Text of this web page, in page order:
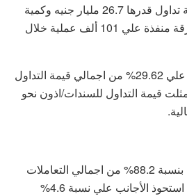
وذلك مقارنة بإجمالي قيمة تداول قدرها 26.7 مليار جنيه وكمية
تداول بلغت 844 مليون ورقة منفذة علي 101 ألف عملية خلال
هذا وقد استحوذت الأسهم علي 29.62% من اجمالي قيمة التداول
قيمة التداول للسندات/اذون نحو
سجلت تعاملات المصريين بنسبة 88.2% من اجمالي التعاملات
علي الاسهم المقيده، بينما استحوذ الأجانب علي نسبة 4.6%